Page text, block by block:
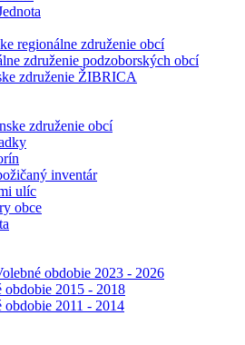
regionálne združenie obcí
združenie podzoborských obcí
združenie ŽIBRICA
združenie obcí
inventár
ulíc
obce
obdobie 2023 - 2026
obdobie 2015 - 2018
obdobie 2011 - 2014